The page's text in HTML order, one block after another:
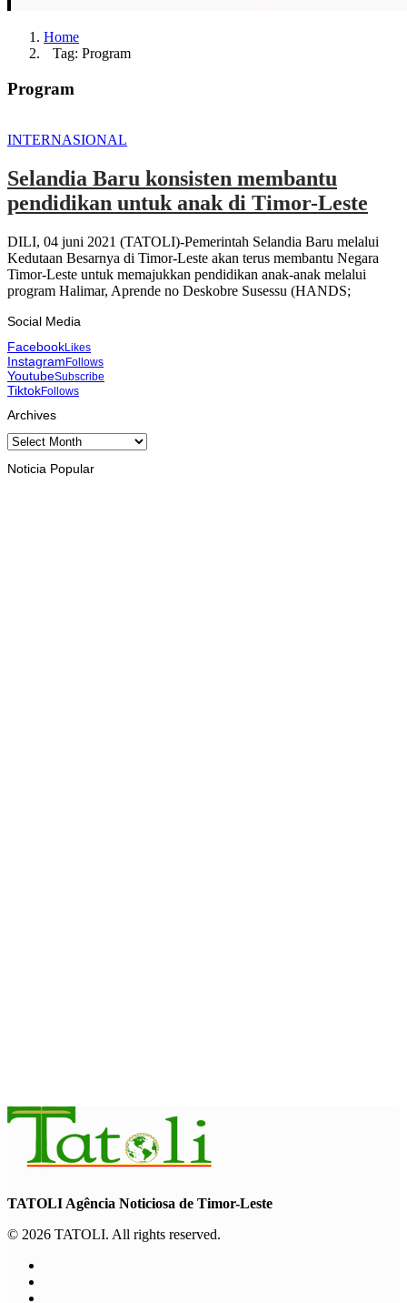
Home
Tag: Program
Program
INTERNASIONAL
Selandia Baru konsisten membantu
pendidikan untuk anak di Timor-Leste
DILI, 04 juni 2021 (TATOLI)-Pemerintah Selandia Baru melalui
Kedutaan Besarnya di Timor-Leste akan terus membantu Negara
Timor-Leste untuk memajukkan pendidikan anak-anak melalui
program Halimar, Aprende no Deskobre Susessu (HANDS;
Social Media
FacebookLikes
InstagramFollows
YoutubeSubscribe
TiktokFollows
Archives
Archives
Noticia Popular
TATOLI Agência Noticiosa de Timor-Leste
© 2026 TATOLI. All rights reserved.